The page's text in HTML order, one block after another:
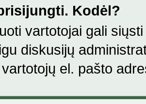
Kodėl?
vartotojai gali
diskusijų
el. pašto